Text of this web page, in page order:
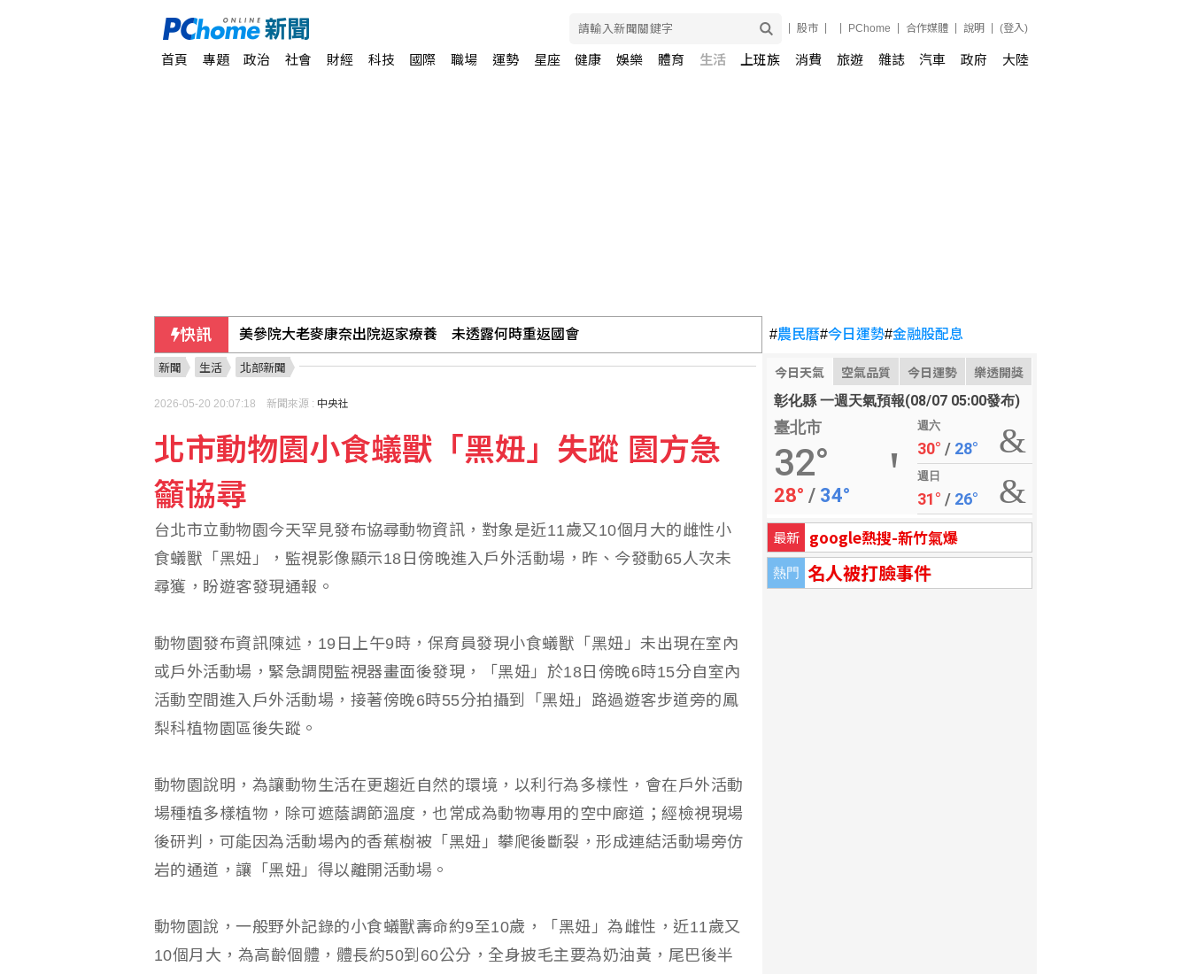
股市 PChome 合作媒體 說明 (登入)
首頁 專題 政治 社會 財經 科技 國際 職場 運勢 星座 健康 娛樂 體育 生活 上班族 消費 旅遊 雜誌 汽車 政府 大陸
快訊 美參院大老麥康奈出院返家療養 未透露何時重返國會 #農民曆#今日運勢#金融股配息
今日天氣 空氣品質 今日運勢 樂透開獎
彰化縣 一週天氣預報(08/07 05:00發布)
臺北市
32°
28° / 34°
週六
30° / 28°
週日
31° / 26°
最新 google熱搜-新竹氣爆
熱門 名人被打臉事件
新聞 生活 北部新聞
2026-05-20 20:07:18 新聞來源 : 中央社
北市動物園小食蟻獸「黑妞」失蹤 園方急
籲協尋
台北市立動物園今天罕見發布協尋動物資訊，對象是近11歲又10個月大的雌性小
食蟻獸「黑妞」，監視影像顯示18日傍晚進入戶外活動場，昨、今發動65人次未
尋獲，盼遊客發現通報。
動物園發布資訊陳述，19日上午9時，保育員發現小食蟻獸「黑妞」未出現在室內
或戶外活動場，緊急調閱監視器畫面後發現，「黑妞」於18日傍晚6時15分自室內
活動空間進入戶外活動場，接著傍晚6時55分拍攝到「黑妞」路過遊客步道旁的鳳
梨科植物園區後失蹤。
動物園說明，為讓動物生活在更趨近自然的環境，以利行為多樣性，會在戶外活動
場種植多樣植物，除可遮蔭調節溫度，也常成為動物專用的空中廊道；經檢視現場
後研判，可能因為活動場內的香蕉樹被「黑妞」攀爬後斷裂，形成連結活動場旁仿
岩的通道，讓「黑妞」得以離開活動場。
動物園說，一般野外記錄的小食蟻獸壽命約9至10歲，「黑妞」為雌性，近11歲又
10個月大，為高齡個體，體長約50到60公分，全身披毛主要為奶油黃，尾巴後半